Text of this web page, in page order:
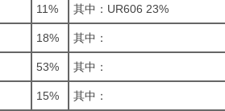
11% 其中：UR606 23%
18% 其中：
53% 其中：
15% 其中：